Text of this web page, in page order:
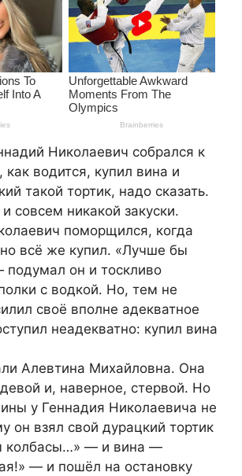
Николаевич собрался к
водится, купил вина и
такой тортик, надо сказать.
совсем никакой закуски.
поморщился, когда
всё же купил. «Лучше бы
он и тоскливо
с водкой. Но, тем не
своё вполне адекватное
неадекватно: купил вина
Алевтина Михайловна. Она
и, наверное, стервой. Но
у Геннадия Николаевича не
он взял свой дурацкий тортик
— и вина —
— и пошёл на остановку